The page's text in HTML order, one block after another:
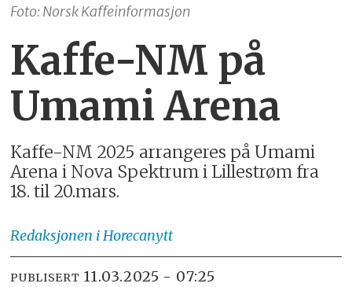
Foto: Norsk Kaffeinformasjon
Kaffe-NM på
Umami Arena
Kaffe-NM 2025 arrangeres på Umami
Arena i Nova Spektrum i Lillestrøm fra
18. til 20.mars.
Redaksjonen i Horecanytt
PUBLISERT 11.03.2025 - 07:25